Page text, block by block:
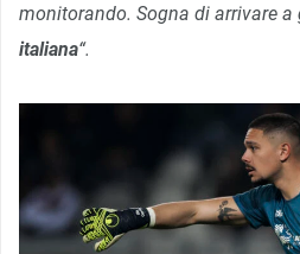
monitorando. Sogna di arrivare a
italiana“.